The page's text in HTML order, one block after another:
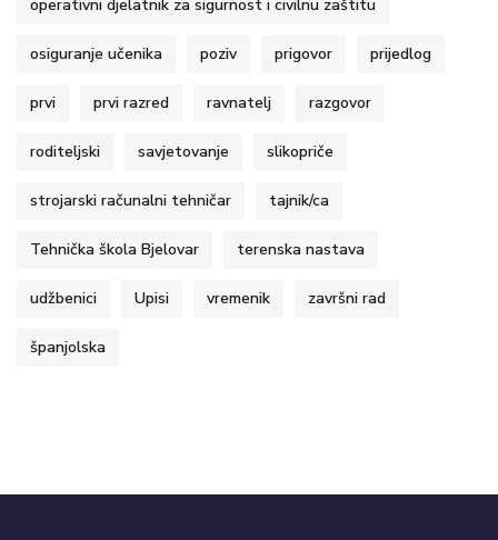
operativni djelatnik za sigurnost i civilnu zaštitu
osiguranje učenika poziv prigovor prijedlog
prvi prvi razred ravnatelj razgovor
roditeljski savjetovanje slikopriče
strojarski računalni tehničar tajnik/ca
Tehnička škola Bjelovar terenska nastava
udžbenici Upisi vremenik završni rad
španjolska